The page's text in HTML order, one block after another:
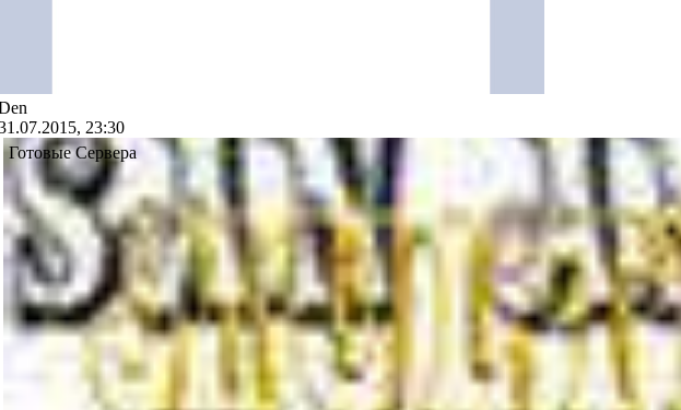
23:30
Готовые Сервера